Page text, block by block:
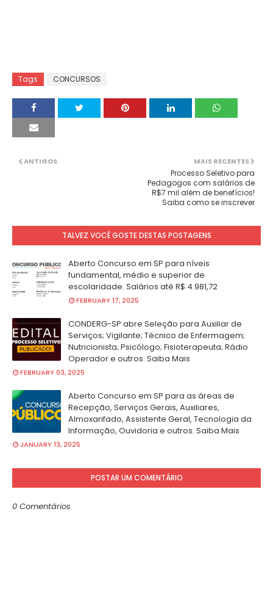
Tags CONCURSOS
MAIS RECENTES
Processo Seletivo para
Pedagogos com salários de
R$7 mil além de benefícios!
Saiba como se inscrever
ANTIGOS
TALVEZ VOCÊ GOSTE DESTAS POSTAGENS
Aberto Concurso em SP para níveis
fundamental, médio e superior de
escolaridade. Salários até R$ 4.981,72
FEBRUARY 17, 2025
CONDERG-SP abre Seleção para Auxiliar de
Serviços; Vigilante; Técnico de Enfermagem;
Nutricionista; Psicólogo; Fisioterapeuta; Rádio
Operador e outros. Saiba Mais
FEBRUARY 03, 2025
Aberto Concurso em SP para as áreas de
Recepção, Serviços Gerais, Auxiliares,
Almoxarifado, Assistente Geral, Tecnologia da
Informação, Ouvidoria e outros. Saiba Mais
JANUARY 13, 2025
POSTAR UM COMENTÁRIO
0 Comentários